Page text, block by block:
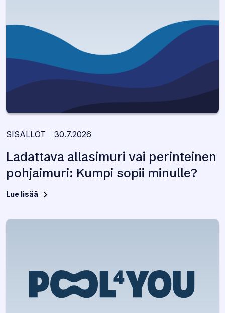
SISÄLLÖT 30.7.2026
Ladattava allasimuri vai perinteinen
pohjaimuri: Kumpi sopii minulle?
Lue lisää